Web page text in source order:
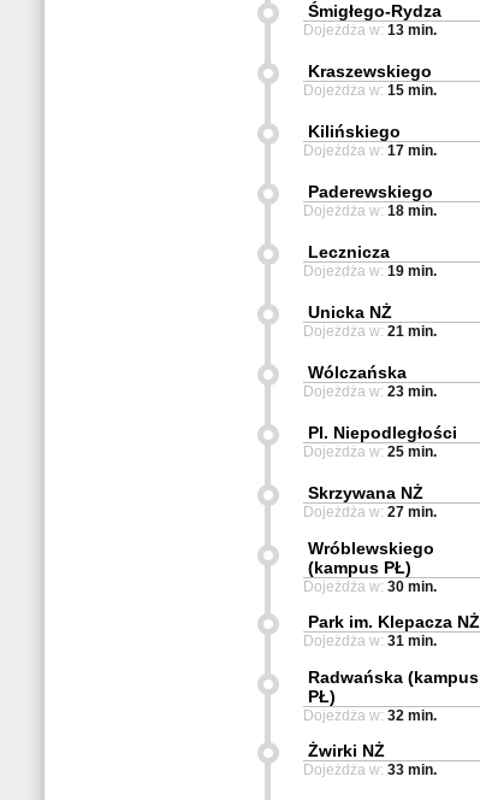
Śmigłego-Rydza
Dojeżdża w: 13 min.
Kraszewskiego
Dojeżdża w: 15 min.
Kilińskiego
Dojeżdża w: 17 min.
Paderewskiego
Dojeżdża w: 18 min.
Lecznicza
Dojeżdża w: 19 min.
Unicka NŻ
Dojeżdża w: 21 min.
Wólczańska
Dojeżdża w: 23 min.
Pl. Niepodległości
Dojeżdża w: 25 min.
Skrzywana NŻ
Dojeżdża w: 27 min.
Wróblewskiego
(kampus PŁ)
Dojeżdża w: 30 min.
Park im. Klepacza NŻ
Dojeżdża w: 31 min.
Radwańska (kampus
PŁ)
Dojeżdża w: 32 min.
Żwirki NŻ
Dojeżdża w: 33 min.